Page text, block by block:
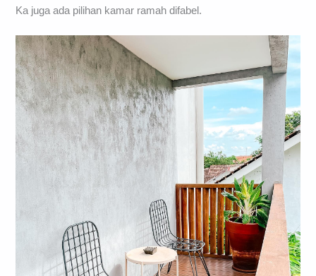
Ka juga ada pilihan kamar ramah difabel.